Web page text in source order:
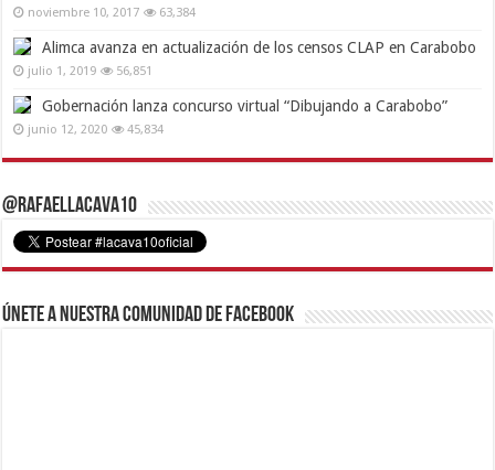
noviembre 10, 2017 63,384
Alimca avanza en actualización de los censos CLAP en Carabobo
julio 1, 2019 56,851
Gobernación lanza concurso virtual “Dibujando a Carabobo”
junio 12, 2020 45,834
@RafaelLacava10
Únete a nuestra comunidad de Facebook